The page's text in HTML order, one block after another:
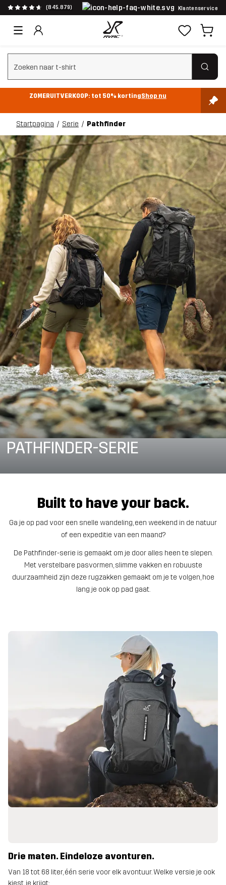
(845.879) Klantenservice
Zoeken wissen
ZOMERUITVERKOOP: tot 50% kortingShop nu
Startpagina Serie Pathfinder
PATHFINDER-SERIE
Built to have your back.
Ga je op pad voor een snelle wandeling, een weekend in de natuur
of een expeditie van een maand?
De Pathfinder-serie is gemaakt om je door alles heen te slepen.
Met verstelbare pasvormen, slimme vakken en robuuste
duurzaamheid zijn deze rugzakken gemaakt om je te volgen, hoe
lang je ook op pad gaat.
Drie maten. Eindeloze avonturen.
Van 18 tot 68 liter, één serie voor elk avontuur. Welke versie je ook
kiest, je krijgt: